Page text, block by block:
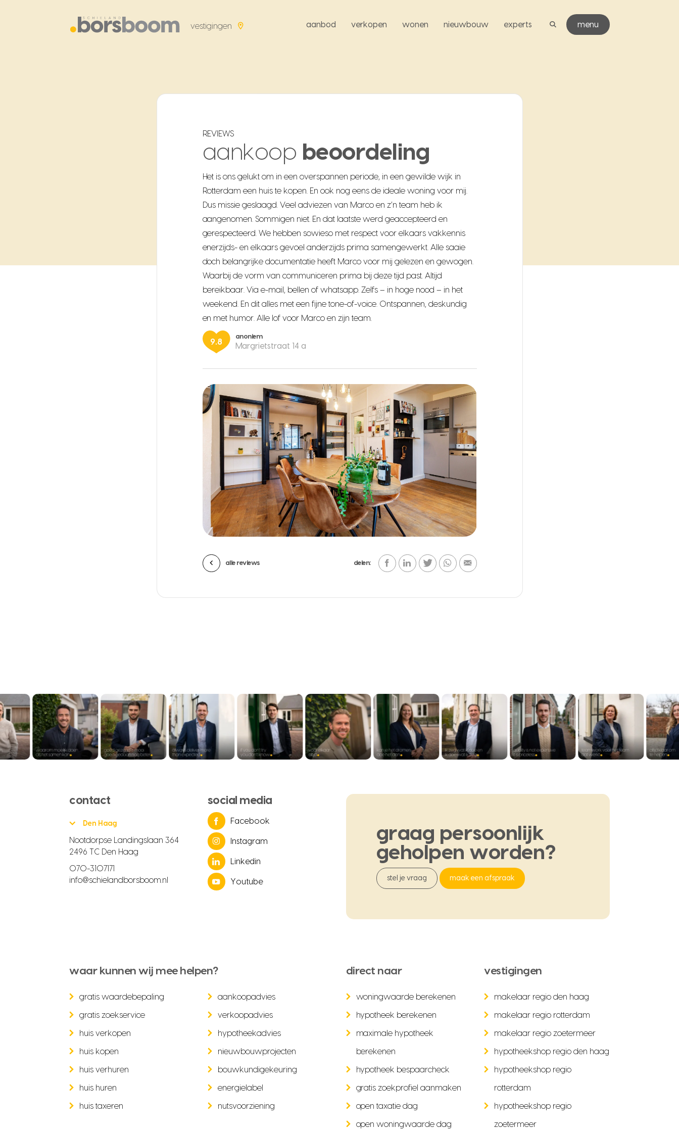
vestigingen aanbod verkopen wonen nieuwbouw experts menu
REVIEWS
aankoop beoordeling
Het is ons gelukt om in een overspannen periode, in een gewilde wijk in
Rotterdam een huis te kopen. En ook nog eens de ideale woning voor mij.
Dus missie geslaagd. Veel adviezen van Marco en z’n team heb ik
aangenomen. Sommigen niet. En dat laatste werd geaccepteerd en
gerespecteerd. We hebben sowieso met respect voor elkaars vakkennis
enerzijds- en elkaars gevoel anderzijds prima samengewerkt. Alle saaie
doch belangrijke documentatie heeft Marco voor mij gelezen en gewogen.
Waarbij de vorm van communiceren prima bij deze tijd past. Altijd
bereikbaar. Via e-mail, bellen of whatsapp. Zelfs – in hoge nood – in het
weekend. En dit alles met een fijne tone-of-voice. Ontspannen, deskundig
en met humor. Alle lof voor Marco en zijn team.
9.8
anoniem
Margrietstraat 14 a
delen:
alle reviews
contact
Den Haag
Nootdorpse Landingslaan 364
2496 TC Den Haag
070-3107171
info@schielandborsboom.nl
social media
Facebook
Instagram
Linkedin
Youtube
graag persoonlijk
geholpen worden?
stel je vraag maak een afspraak
waar kunnen wij mee helpen?
gratis waardebepaling
gratis zoekservice
huis verkopen
huis kopen
huis verhuren
huis huren
huis taxeren
aankoopadvies
verkoopadvies
hypotheekadvies
nieuwbouwprojecten
bouwkundigekeuring
energielabel
nutsvoorziening
direct naar
woningwaarde berekenen
hypotheek berekenen
maximale hypotheek
berekenen
hypotheek bespaarcheck
gratis zoekprofiel aanmaken
open taxatie dag
open woningwaarde dag
vestigingen
makelaar regio den haag
makelaar regio rotterdam
makelaar regio zoetermeer
hypotheekshop regio den haag
hypotheekshop regio
rotterdam
hypotheekshop regio
zoetermeer